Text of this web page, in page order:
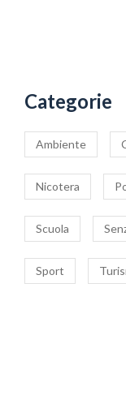
Categorie
Ambiente
Nicotera
Scuola
Sport